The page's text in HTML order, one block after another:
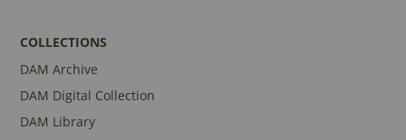
COLLECTIONS
DAM Archive
DAM Digital Collection
DAM Library